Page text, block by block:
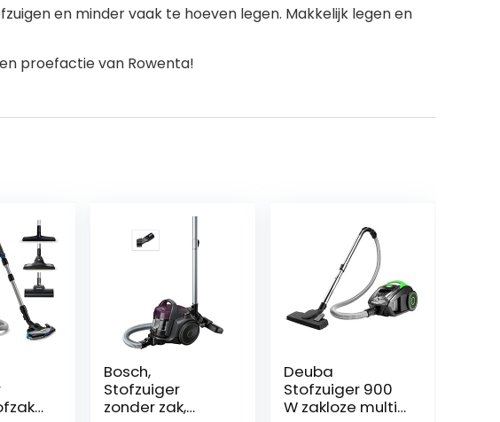
en minder vaak te hoeven legen. Makkelijk legen en
proefactie van Rowenta!
Bosch,
Stofzuiger
zonder zak,
Deuba
Stofzuiger 900
W zakloze multi-